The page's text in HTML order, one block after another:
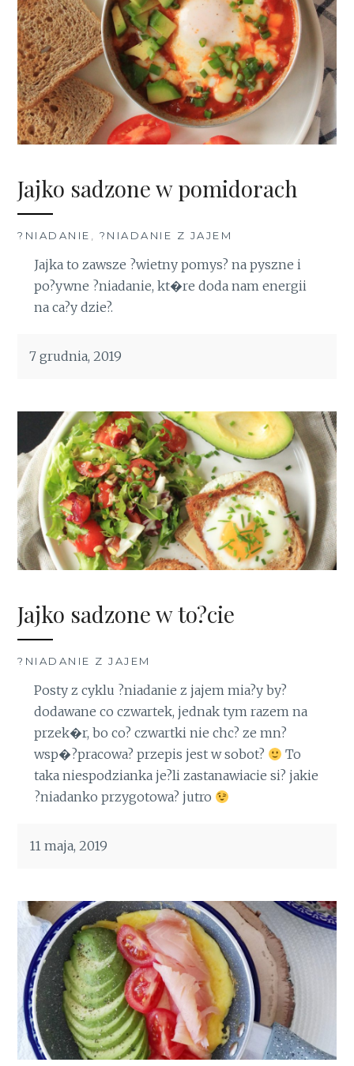
Jajko sadzone w pomidorach
?NIADANIE , ?NIADANIE Z JAJEM
Jajka to zawsze ?wietny pomys? na pyszne i
po?ywne ?niadanie, kt�re doda nam energii
na ca?y dzie?.
7 grudnia, 2019
Jajko sadzone w to?cie
?NIADANIE Z JAJEM
Posty z cyklu ?niadanie z jajem mia?y by?
dodawane co czwartek, jednak tym razem na
przek�r, bo co? czwartki nie chc? ze mn?
wsp�?pracowa? przepis jest w sobot?
To
taka niespodzianka je?li zastanawiacie si? jakie
?niadanko przygotowa? jutro
11 maja, 2019